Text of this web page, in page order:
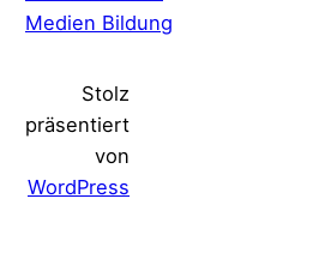
Medien Bildung
Stolz
präsentiert
von
WordPress